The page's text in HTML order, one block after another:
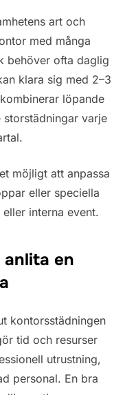
art och
med många
behöver ofta daglig
klara sig med 2–3
löpande
storstädningar varje
möjligt att anpassa
eller speciella
interna event.
anlita en
kontorsstädningen
tid och resurser
utrustning,
personal. En bra